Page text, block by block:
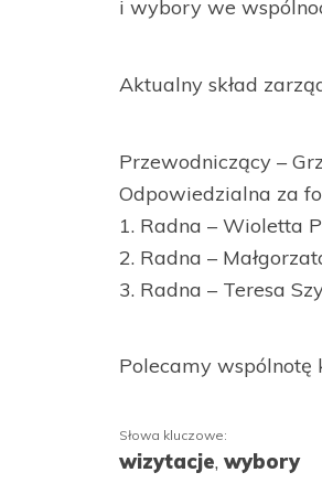
i wybory we
Aktualny skład
Przewodniczący –
Odpowiedzialna za
1. Radna – Wioletta
2. Radna –
3. Radna – Teresa
Polecamy wspólnotę
Słowa kluczowe:
wizytacje, wybory